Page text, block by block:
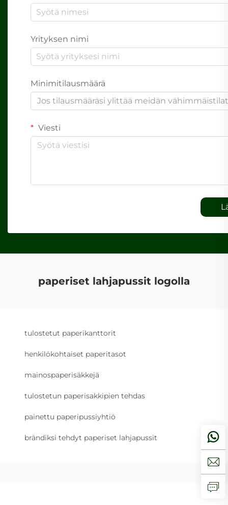
Yrityksen nimi
Minimitilausmäärä
Jos tilausmääräsi ylittää meidän
Viesti
paperiset lahjapussit logolla
tulostetut paperikanttorit
henkilökohtaiset paperitasot
mainospaperisäkkejä
tulostetun paperisakkipien tehdas
painettu paperipussiyhtiö
brändiksi tehdyt paperiset lahjapussit